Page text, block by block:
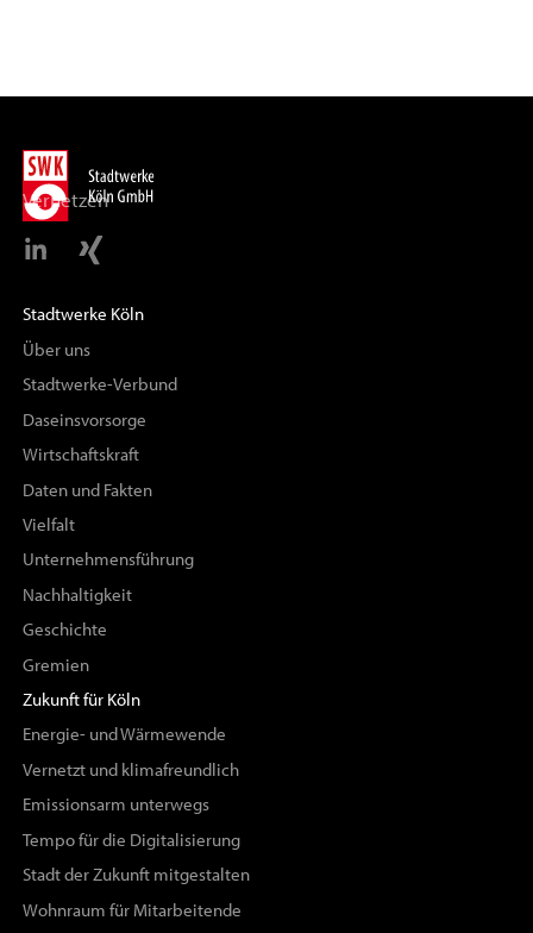
Vernetzen
Stadtwerke Köln
Über uns
Stadtwerke-Verbund
Daseinsvorsorge
Wirtschaftskraft
Daten und Fakten
Vielfalt
Unternehmensführung
Nachhaltigkeit
Geschichte
Gremien
Zukunft für Köln
Energie- und Wärmewende
Vernetzt und klimafreundlich
Emissionsarm unterwegs
Tempo für die Digitalisierung
Stadt der Zukunft mitgestalten
Wohnraum für Mitarbeitende